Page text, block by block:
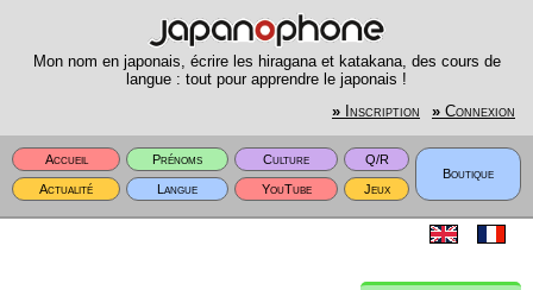
Mon nom en japonais, écrire les hiragana et katakana, des cours de
langue : tout pour apprendre le japonais !
» Inscription » Connexion
Accueil Prénoms Culture
Q/R
Boutique
Actualité
Langue YouTube Jeux